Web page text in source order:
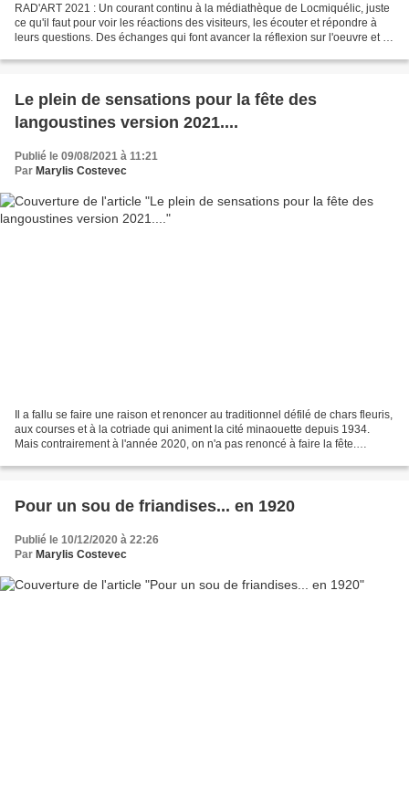
RAD'ART 2021 : Un courant continu à la médiathèque de Locmiquélic, juste
ce qu'il faut pour voir les réactions des visiteurs, les écouter et répondre à
leurs questions. Des échanges qui font avancer la réflexion sur l'oeuvre et la
Le plein de sensations pour la fête des
langoustines version 2021....
Publié le 09/08/2021 à 11:21
Par Marylis Costevec
Il a fallu se faire une raison et renoncer au traditionnel défilé de chars fleuris,
aux courses et à la cotriade qui animent la cité minaouette depuis 1934.
Mais contrairement à l'année 2020, on n'a pas renoncé à faire la fête.
Pour un sou de friandises... en 1920
Publié le 10/12/2020 à 22:26
Par Marylis Costevec